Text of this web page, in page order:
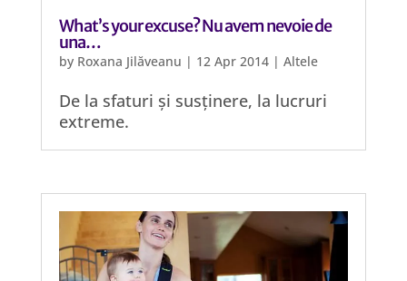
What’s your excuse? Nu avem nevoie de
una…
by Roxana Jilăveanu | 12 Apr 2014| Altele
De la sfaturi și susținere, la lucruri
extreme.